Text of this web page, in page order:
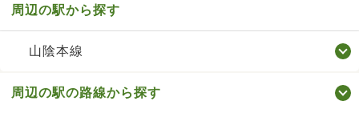
周辺の駅から探す
山陰本線
周辺の駅の路線から探す